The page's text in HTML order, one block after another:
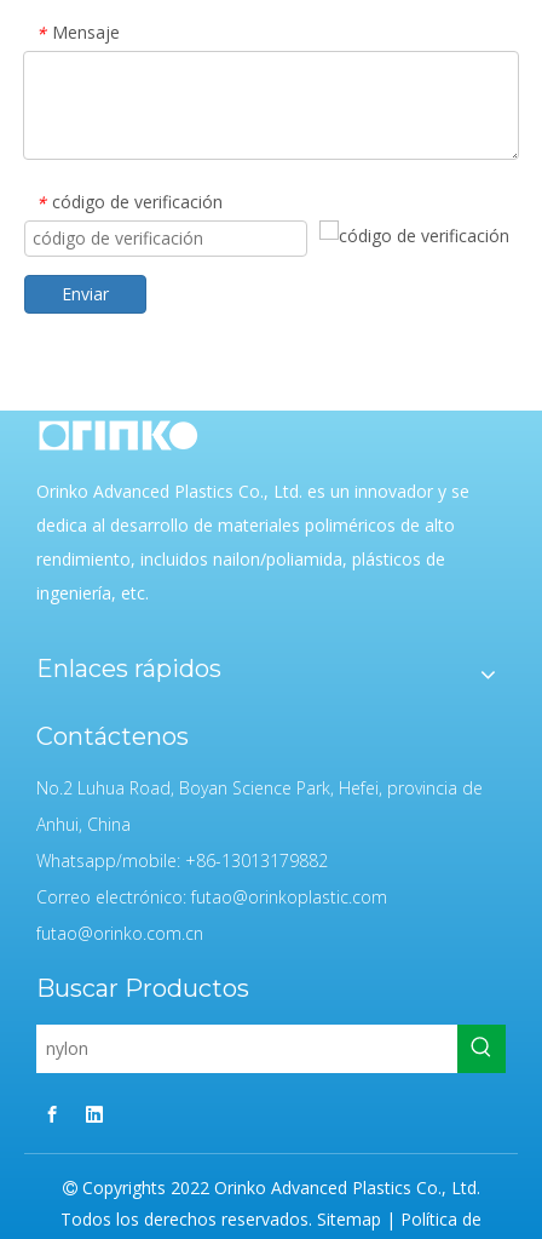
* Mensaje
* código de verificación
Enviar
Orinko Advanced Plastics Co., Ltd. es un innovador y se
dedica al desarrollo de materiales poliméricos de alto
rendimiento, incluidos nailon/poliamida, plásticos de
ingeniería, etc.
Enlaces rápidos
Contáctenos
No.2 Luhua Road, Boyan Science Park, Hefei, provincia de
Anhui, China
Whatsapp/mobile: +86-13013179882
Correo electrónico:futao@orinkoplastic.com
futao@orinko.com.cn
Buscar Productos
Copyrights 2022 Orinko Advanced Plastics Co., Ltd.
Todos los derechos reservados. Sitemap | Política de